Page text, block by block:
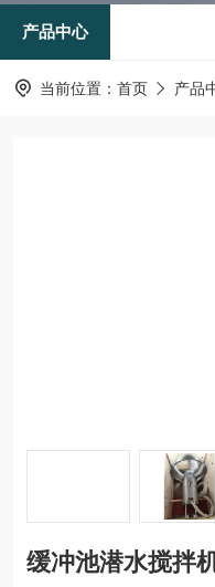
产品中心
当前位置： 首页 产品
缓冲池潜水搅拌